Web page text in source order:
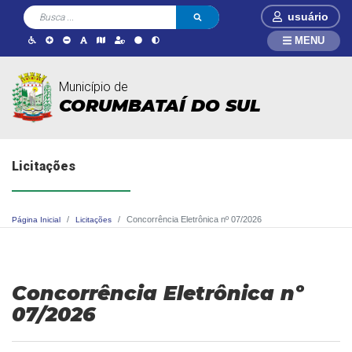
usuário
Município de
CORUMBATAÍ DO SUL
MENU
Licitações
Página Inicial Licitações Concorrência Eletrônica nº 07/2026
Concorrência Eletrônica nº
07/2026